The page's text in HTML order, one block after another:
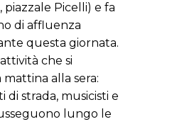
Picelli) e fa
di affluenza
questa giornata.
che si
alla sera:
di strada, musicisti e
lungo le